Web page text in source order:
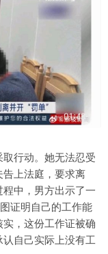
行动。她无法忍受
上法庭，要求离
中，男方出示了一
证明自己的工作能
，这份工作证被确
自己实际上没有工